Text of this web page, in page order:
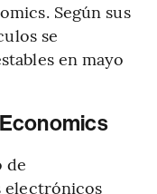
Según sus
se
en mayo
de
electrónicos